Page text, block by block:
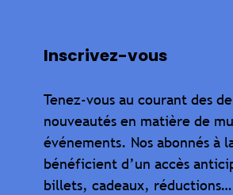
Inscrivez-vous
Tenez-vous au courant des
nouveautés en matière de
événements. Nos abonnés à
bénéficient d’un accès
billets, cadeaux, réductions…